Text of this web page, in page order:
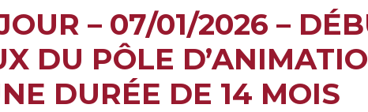
– 07/01/2026 –
DU PÔLE
DURÉE DE 14 MOIS